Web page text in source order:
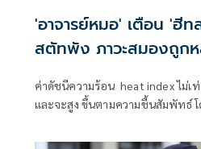
'อาจารย์หมอ' เตือน 'ฮีท
สตัทพัง ภาวะสมองถูก
ค่าดัชนีความร้อน heat index ไม่
และจะสูง ขึ้นตามความชื้นสัมพัทธ์